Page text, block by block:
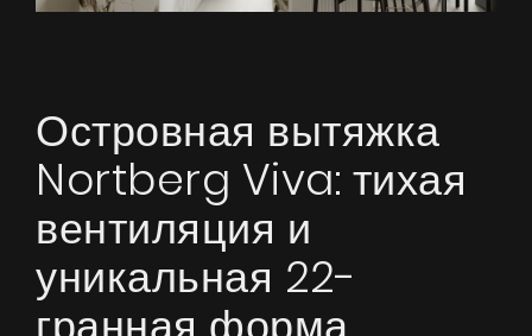
Островная вытяжка
Nortberg Viva: тихая
вентиляция и
уникальная 22-